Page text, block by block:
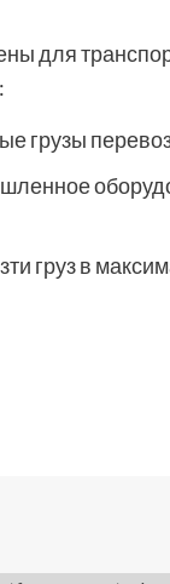
для
грузы
груз в